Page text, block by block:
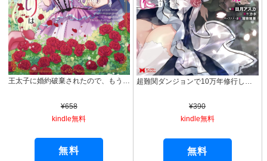
王太子に婚約破棄されたので、もうバカのふりはやめようと思います 1巻 (マッグガーデンコミックスavarusシリーズ)
¥658
kindle無料
無料
¥390
kindle無料
無料